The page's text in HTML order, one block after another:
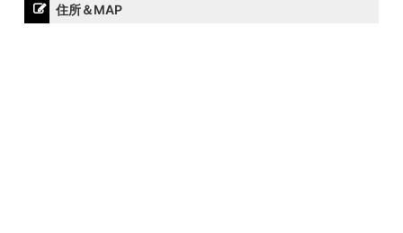
住所＆MAP